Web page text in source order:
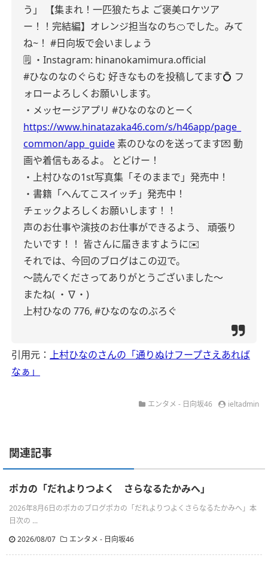
う」
【集まれ！一匹狼たちよ ご褒美ロケツア
ー！！完結編】オレンジ担当なのち🍊でした。みて
ね~！ #日向坂で会いましょう
🗒️ ・Instagram: hinanokamimura.official
#ひなのなのぐらむ 好きなものを投稿してます💍 フ
ォローよろしくお願いします。
・メッセージアプリ #ひなのなのとーく
https://www.hinatazaka46.com/s/h46app/page_
common/app_guide 素のひなのを送ってます💌 動
画や着信もあるよ。
とどけー！
・上村ひなの1st写真集「そのままで」発売中！
・書籍「へんてこスイッチ」発売中！
チェックよろしくお願いします！！
声のお仕事や演技のお仕事ができるよう、
頑張り
たいです！！ 皆さんに届きますように✉️
それでは、今回のブログはこの辺で。
〜読んでくださってありがとうございました〜
またね( ・∇・)
上村ひなの 776, #ひなのなのぶろぐ
引用元： 上村ひなのさんの「通りぬけフープさえあれば
なぁ」
エンタメ - 日向坂46 ieltadmin
関連記事
ポカの「だれよりつよく さらなるたかみへ」
2026年8月6日のポカのブログポカの「だれよりつよくさらなるたかみへ」本
日次の ...
2026/08/07
エンタメ - 日向坂46